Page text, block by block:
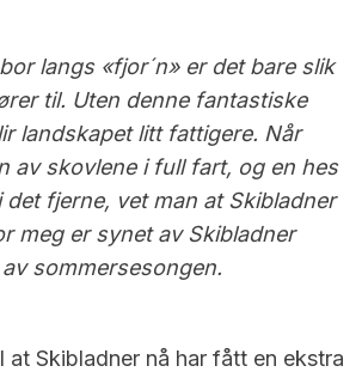
langs «fjor´n» er det bare slik
til. Uten denne fantastiske
landskapet litt fattigere. Når
av skovlene i full fart, og en hes
det fjerne, vet man at Skibladner
meg er synet av Skibladner
sommersesongen.
at Skibladner nå har fått en ekstra